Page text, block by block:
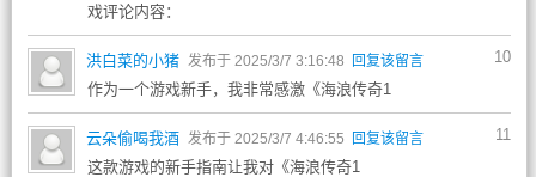
戏评论内容：
10
洪白菜的小猪 发布于 2025/3/7 3:16:48 回复该留言
作为一个游戏新手，我非常感激《海浪传奇1
11
云朵偷喝我酒 发布于 2025/3/7 4:46:55 回复该留言
这款游戏的新手指南让我对《海浪传奇1